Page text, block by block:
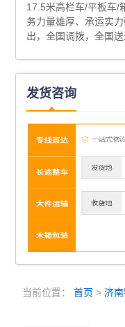
17.5米高栏车/平板车/
务力量雄厚、承运实
出，全国调拨，全国
发货咨询
当前位置：首页 >济